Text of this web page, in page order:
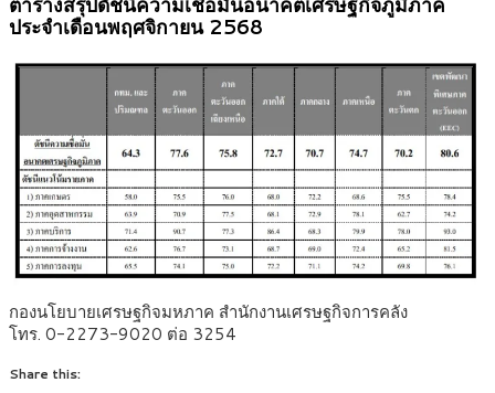
ประจำเดือนพฤศจิกายน 2568
กองนโยบายเศรษฐกิจมหภาค สำนักงานเศรษฐกิจการคลัง
โทร. 0-2273-9020 ต่อ 3254
Share this: